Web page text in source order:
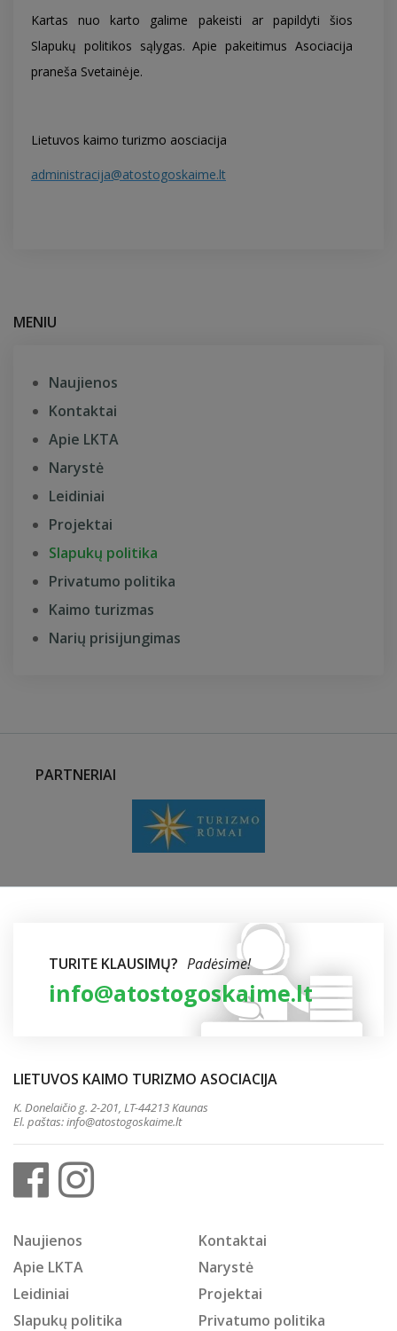
Kartas nuo karto galime pakeisti ar papildyti šios
Slapukų politikos sąlygas. Apie pakeitimus Asociacija
praneša Svetainėje.
Lietuvos kaimo turizmo aosciacija
administracija@atostogoskaime.lt
MENIU
Naujienos
Kontaktai
Apie LKTA
Narystė
Leidiniai
Projektai
Slapukų politika
Privatumo politika
Kaimo turizmas
Narių prisijungimas
PARTNERIAI
TURITE KLAUSIMŲ? Padėsime!
info@atostogoskaime.lt
LIETUVOS KAIMO TURIZMO ASOCIACIJA
K. Donelaičio g. 2-201, LT-44213 Kaunas
El. paštas:info@atostogoskaime.lt
Naujienos
Kontaktai
Apie LKTA
Narystė
Leidiniai
Projektai
Slapukų politika
Privatumo politika